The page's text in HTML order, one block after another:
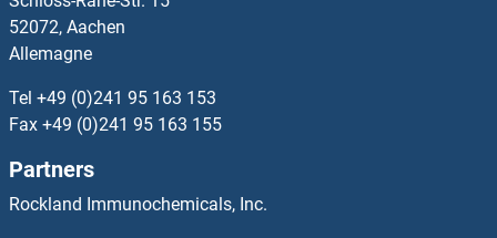
HOXB5 Anticorps
HOXB6 Anticorps
HOXB8 Anticorps
52072, Aachen
Allemagne
Tel +49 (0)241 95 163 153
Fax +49 (0)241 95 163 155
Partners
Rockland Immunochemicals, Inc.